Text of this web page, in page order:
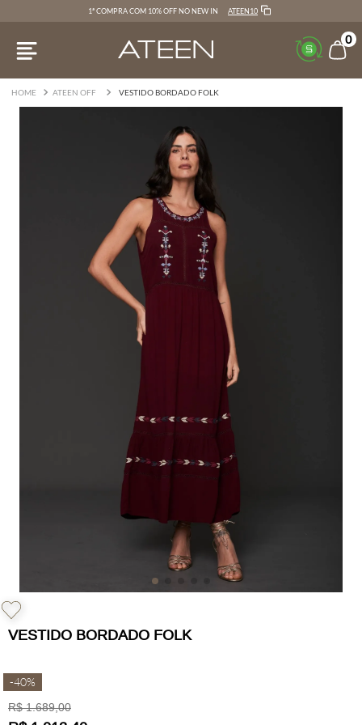
1ª COMPRA COM 10% OFF NO NEW IN ATEEN10
0
ATEEN OFF VESTIDO BORDADO FOLK
VESTIDO BORDADO FOLK
-40%
R$ 1.689,00